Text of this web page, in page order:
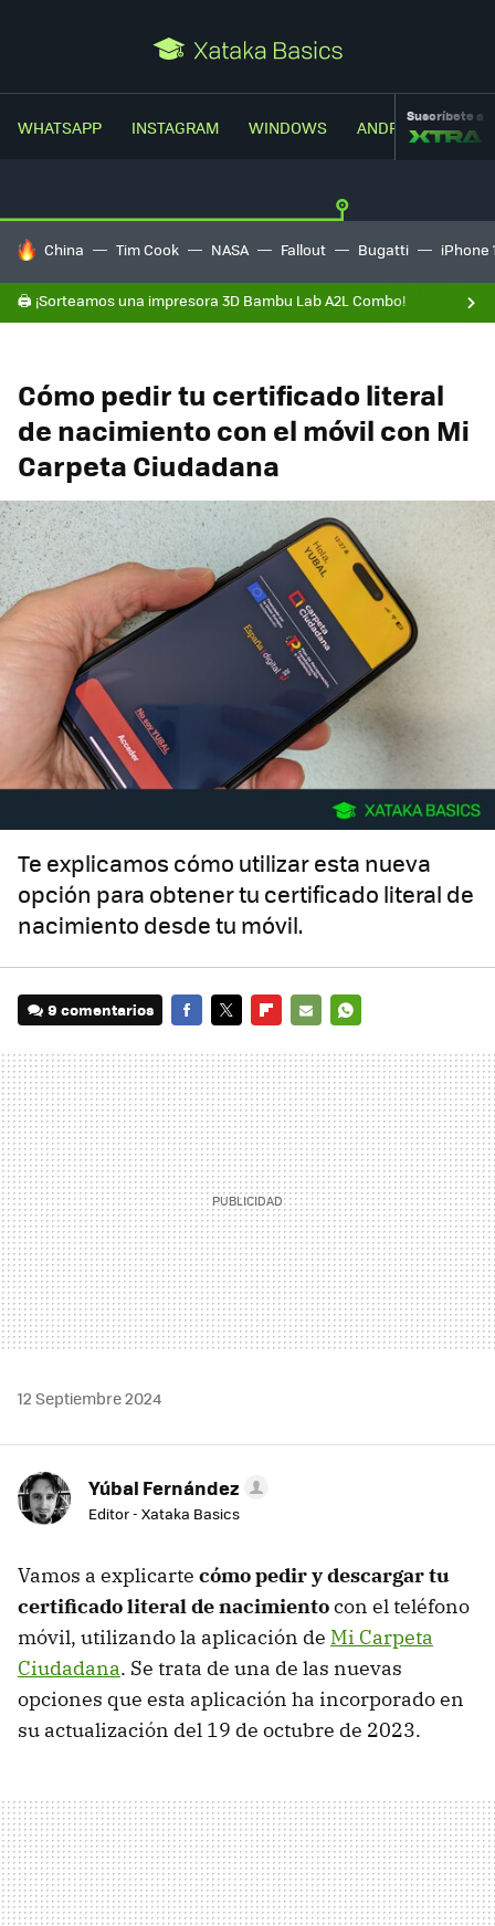
WHATSAPP INSTAGRAM WINDOWS ANDROIDSuscríbete a
HOY SE HABLA DE
China Tim Cook NASA Fallout Bugatti iPhone
🖨️ ¡Sorteamos una impresora 3D Bambu Lab A2L Combo!
Cómo pedir tu certificado literal
de nacimiento con el móvil con Mi
Carpeta Ciudadana
Te explicamos cómo utilizar esta nueva
opción para obtener tu certificado literal de
nacimiento desde tu móvil.
9 comentarios
MAIL
12 Septiembre 2024
Yúbal Fernández
Editor - Xataka Basics
Vamos a explicarte cómo pedir y descargar tu
certificado literal de nacimientocon el teléfono
móvil, utilizando la aplicación de Mi Carpeta
Ciudadana. Se trata de una de las nuevas
opciones que esta aplicación ha incorporado en
su actualización del 19 de octubre de 2023.